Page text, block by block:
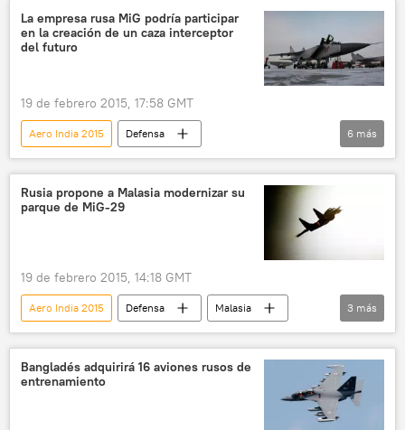
Rusia
noticias
La empresa rusa MiG podría participar
en la creación de un caza interceptor
del futuro
19 de febrero 2015, 17:58 GMT
Aero India 2015
Defensa
Serguéi Korotkov
MiG
PAK DP
MiG-31
avión de caza
Rusia
noticias
6 más
Rusia propone a Malasia modernizar su
parque de MiG-29
19 de febrero 2015, 14:18 GMT
Aero India 2015 Defensa
Malasia
MiG-29
Rusia noticias
3 más
Bangladés adquirirá 16 aviones rusos de
entrenamiento